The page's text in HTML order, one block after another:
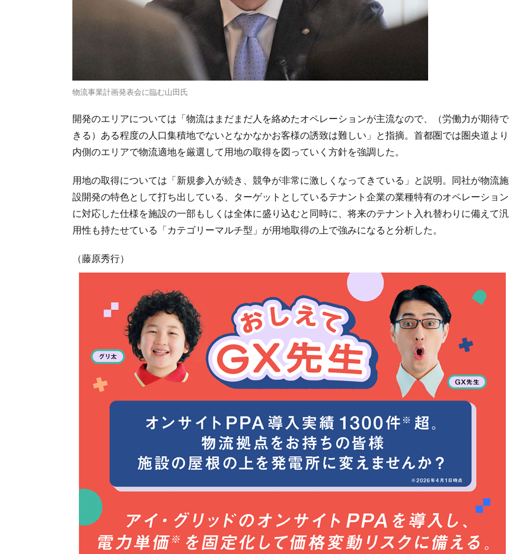
物流事業計画発表会に臨む山田氏
開発のエリアについては「物流はまだまだ人を絡めたオペレーションが主流なので、（労働力が期待で
きる）ある程度の人口集積地でないとなかなかお客様の誘致は難しい」と指摘。首都圏では圏央道より
内側のエリアで物流適地を厳選して用地の取得を図っていく方針を強調した。
用地の取得については「新規参入が続き、競争が非常に激しくなってきている」と説明。同社が物流施
設開発の特色として打ち出している、ターゲットとしているテナント企業の業種特有のオペレーション
に対応した仕様を施設の一部もしくは全体に盛り込むと同時に、将来のテナント入れ替わりに備えて汎
用性も持たせている「カテゴリーマルチ型」が用地取得の上で強みになると分析した。
（藤原秀行）